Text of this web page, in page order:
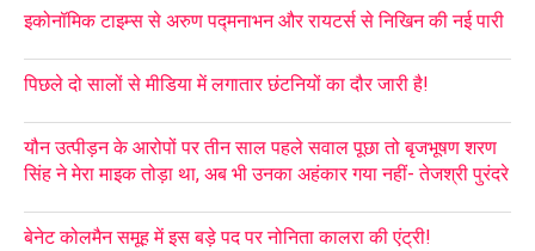
इकोनॉमिक टाइम्स से अरुण पद्मनाभन और रायटर्स से निखिन की नई पारी
पिछले दो सालों से मीडिया में लगातार छंटनियों का दौर जारी है!
यौन उत्पीड़न के आरोपों पर तीन साल पहले सवाल पूछा तो बृजभूषण शरण
सिंह ने मेरा माइक तोड़ा था, अब भी उनका अहंकार गया नहीं- तेजश्री पुरंदरे
बेनेट कोलमैन समूह में इस बड़े पद पर नोनिता कालरा की एंट्री!